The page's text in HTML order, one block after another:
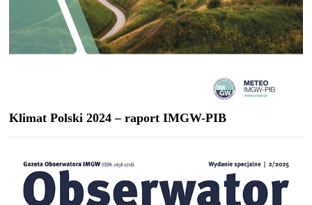
Klimat Polski 2024 – raport IMGW-PIB